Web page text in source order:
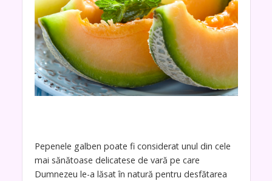
Pepenele galben poate fi considerat unul din cele
mai sănătoase delicatese de vară pe care
Dumnezeu le-a lăsat în natură pentru desfătarea